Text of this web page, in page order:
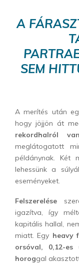
A
SEM
A merítés után
hogy jöjjön át
rekordhalról
meglátogatott
példánynak. Két
lehessünk a
eseményeket.
Felszerelése
igazítva, így
kapitális hallal,
miatt. Egy heavy
orsóval, 0,12-
horoggal